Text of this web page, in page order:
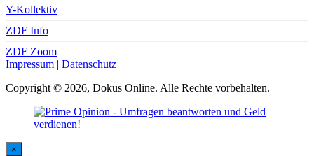
Y-Kollektiv
ZDF Info
ZDF Zoom
Impressum | Datenschutz
Copyright © 2026, Dokus Online. Alle Rechte vorbehalten.
×